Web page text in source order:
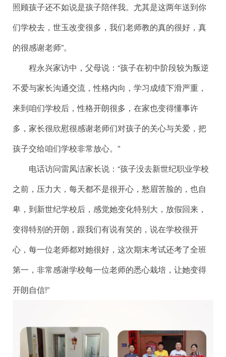
照顾孩子还不如说是孩子陪伴我。尤其是这两年送到你
们学校去，世玉改变很多，我们老师教的真的很好，真
的很感谢老师”。
程永兴家访中，父母说：“孩子在初中阶段较为叛逆
不爱与家长沟通交流，性格内向，学习成绩下滑严重，
来到咱们学校后，性格开朗很多，在家也变得懂事许
多，家长很欣慰很感谢老师们对孩子的关心与关爱，把
孩子交给咱们学校非常放心。”
电话访问雷凤洁家长说：“孩子没去新世纪职业学校
之前，压力大，每天都不是很开心，愁眉苦脸的，也自
卑，到新世纪学校后，感觉她变化特别大，放假回来，
变得特别的开朗，跟我们有说有笑的，说在学校很开
心，每一位老师都对她很好，这次期末考试还考了全班
第一，非常感谢学校每一位老师的悉心栽培，让她变得
开朗自信!”